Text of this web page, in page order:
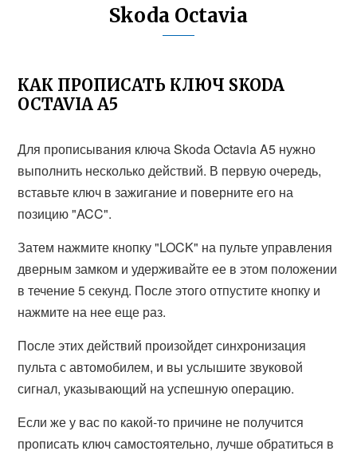
Skoda Octavia
КАК ПРОПИСАТЬ КЛЮЧ SKODA
OCTAVIA A5
Для прописывания ключа Skoda Octavia A5 нужно
выполнить несколько действий. В первую очередь,
вставьте ключ в зажигание и поверните его на
позицию "ACC".
Затем нажмите кнопку "LOCK" на пульте управления
дверным замком и удерживайте ее в этом положении
в течение 5 секунд. После этого отпустите кнопку и
нажмите на нее еще раз.
После этих действий произойдет синхронизация
пульта с автомобилем, и вы услышите звуковой
сигнал, указывающий на успешную операцию.
Если же у вас по какой-то причине не получится
прописать ключ самостоятельно, лучше обратиться в